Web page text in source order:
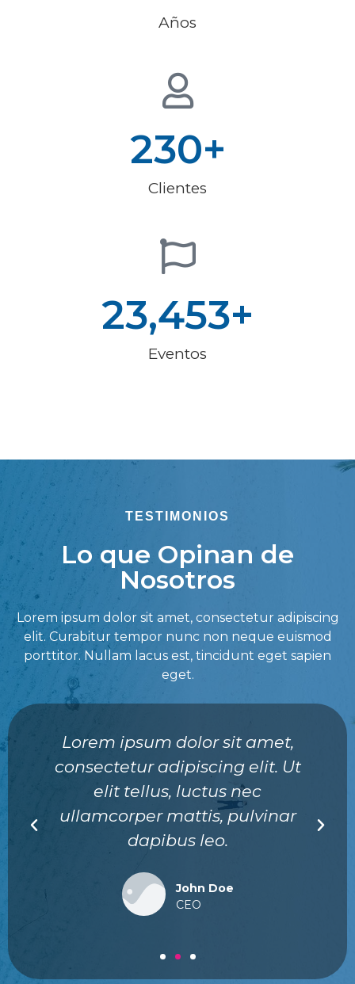
Años
230+
Clientes
23,453+
Eventos
TESTIMONIOS
Lo que Opinan de
Nosotros
Lorem ipsum dolor sit amet, consectetur adipiscing
elit. Curabitur tempor nunc non neque euismod
porttitor. Nullam lacus est, tincidunt eget sapien
eget.
Lorem ipsum dolor sit amet,
consectetur adipiscing elit. Ut
elit tellus, luctus nec
ullamcorper mattis, pulvinar
dapibus leo.
John Doe
CEO